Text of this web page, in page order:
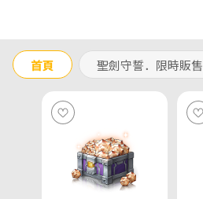
首頁 聖劍守誓．限時販售